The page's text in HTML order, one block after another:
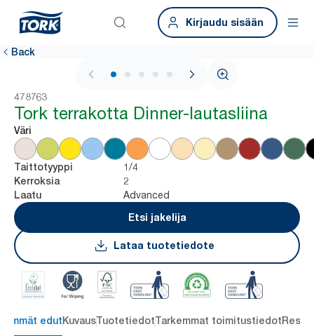
Kirjaudu sisään
Back
1 / 5
478763
Tork terrakotta Dinner-lautasliina
Väri
Taittotyyppi 1/4
Kerroksia 2
Laatu
Advanced
Etsi jakelija
Lataa tuotetiedote
edutKuvausTuotetiedotTarkemmat toimitustiedot